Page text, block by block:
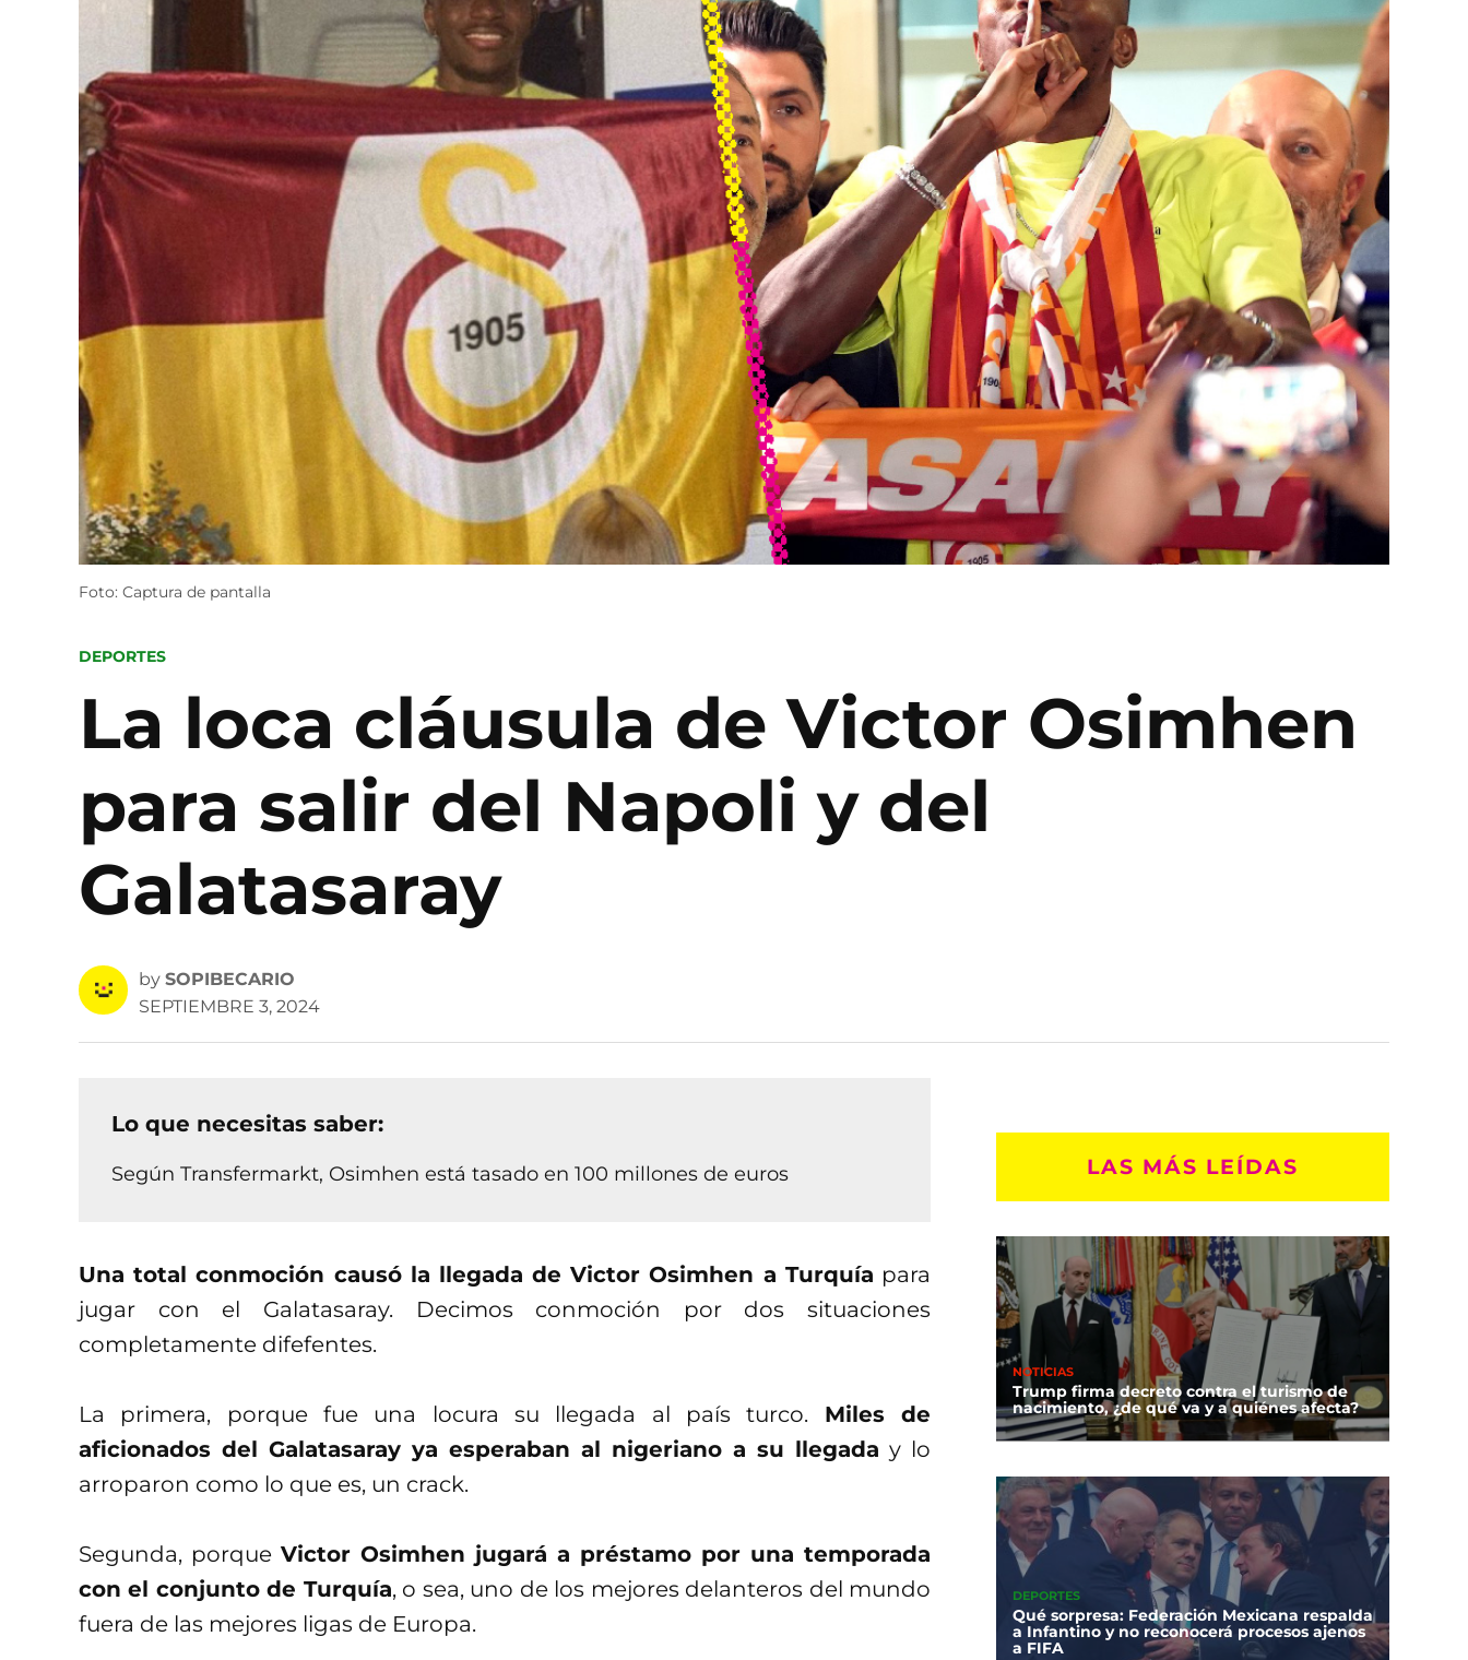
Foto: Captura de pantalla
POSTED
DEPORTES
La loca cláusula de Victor Osimhen
para salir del Napoli y del
Galatasaray
by SOPIBECARIO
SEPTIEMBRE 3, 2024
Lo que necesitas saber:
Según Transfermarkt, Osimhen está tasado en 100 millones de euros
Una total conmoción causó la llegada de Victor Osimhen a Turquía para
jugar con el Galatasaray. Decimos conmoción por dos situaciones
completamente difefentes.
La primera, porque fue una locura su llegada al país turco. Miles de
aficionados del Galatasaray ya esperaban al nigeriano a su llegada y lo
arroparon como lo que es, un crack.
Segunda, porque Victor Osimhen jugará a préstamo por una temporada
con el conjunto de Turquía, o sea, uno de los mejores delanteros del mundo
fuera de las mejores ligas de Europa.
LAS MÁS LEÍDAS
NOTICIAS
Trump firma decreto contra el turismo de
nacimiento, ¿de qué va y a quiénes afecta?
DEPORTES
Qué sorpresa: Federación Mexicana respalda
a Infantino y no reconocerá procesos ajenos
a FIFA